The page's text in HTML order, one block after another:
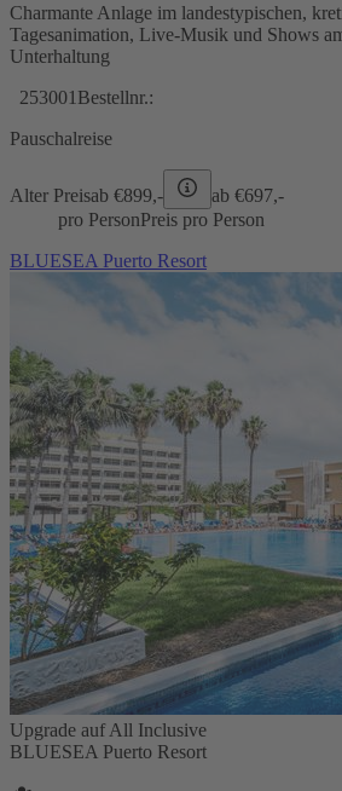
Charmante Anlage im landestypischen,
Tagesanimation, Live-Musik und Shows
Unterhaltung
253001 Bestellnr.:
Pauschalreise
Alter Preisab €899,- ab €697,-
pro PersonPreis pro Person
BLUESEA Puerto Resort
Upgrade auf All Inclusive
BLUESEA Puerto Resort